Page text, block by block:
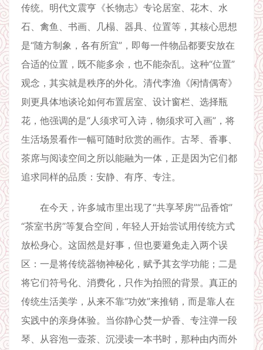
传统。明代文震亨《长物志》专论居室、花木、水
石、禽鱼、书画、几榻、器具、位置等，其核心思想
是“随方制象，各有所宜”，即每一件物品都要安放在
合适的位置，既不能多余，也不能杂乱。这种“位置”
观念，其实就是秩序的外化。清代李渔《闲情偶寄》
则更具体地谈论如何布置居室、设计窗栏、选择瓶
花，他强调的是“人须求可入诗，物须求可入画”，将
生活场景看作一幅可随时欣赏的画作。古琴、香事、
茶席与阅读空间之所以能融为一体，正是因为它们都
追求同样的品质：安静、有序、专注。
在今天，许多城市里出现了“共享琴房”“品香馆”
“茶室书房”等复合空间，年轻人开始尝试用传统方式
放松身心。这固然是好事，但也要避免走入两个误
区：一是将传统器物神秘化，赋予其玄学功能；二是
将它们符号化、消费化，只作为拍照的背景。真正的
传统生活美学，从来不靠“功效”来推销，而是靠人在
实践中的亲身体验。当你静心焚一炉香、专注弹一段
琴、从容泡一壶茶、沉浸读一本书时，那种由内而外